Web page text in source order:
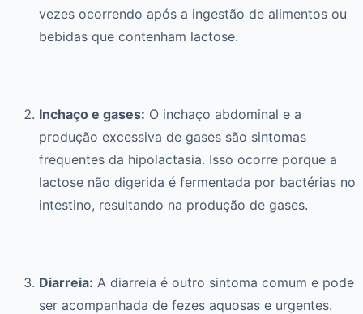
vezes ocorrendo após a ingestão de alimentos ou
bebidas que contenham lactose.
Inchaço e gases: O inchaço abdominal e a
produção excessiva de gases são sintomas
frequentes da hipolactasia. Isso ocorre porque a
lactose não digerida é fermentada por bactérias no
intestino, resultando na produção de gases.
Diarreia: A diarreia é outro sintoma comum e pode
ser acompanhada de fezes aquosas e urgentes.